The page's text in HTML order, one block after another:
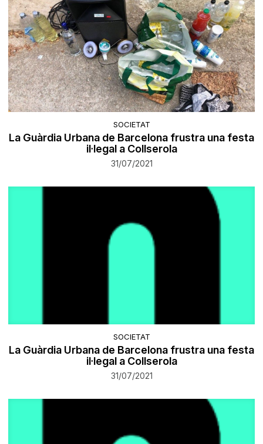
SOCIETAT
La Guàrdia Urbana de Barcelona frustra una festa
il·legal a Collserola
31/07/2021
SOCIETAT
La Guàrdia Urbana de Barcelona frustra una festa
il·legal a Collserola
31/07/2021